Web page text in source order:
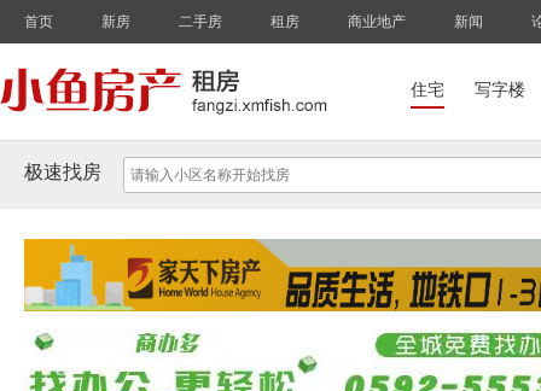
首页 新房 二手房 租房 商业地产 新闻
住宅 写字楼
极速找房